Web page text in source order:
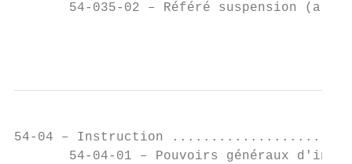
54-035-02 – Référé suspension
54-04 – Instruction
54-04-01 – Pouvoirs généraux